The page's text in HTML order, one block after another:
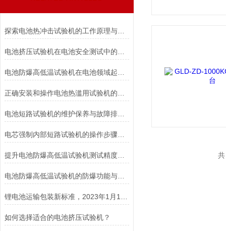
探索电池热冲击试验机的工作原理与应用
电池短路试验机的维护保养与故障排除技巧分享
提升电池防爆高低温试验机测试精度的技巧
电池防爆高低温试验机的防爆功能与安全保障说明
如何选择适合的电池挤压试验机？